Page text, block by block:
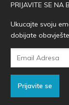
PRIJAVITE SE NA
Ukucajte svoju
dobijate
Prijavite se